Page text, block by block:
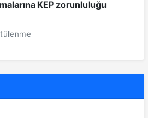
KEP zorunluluğu